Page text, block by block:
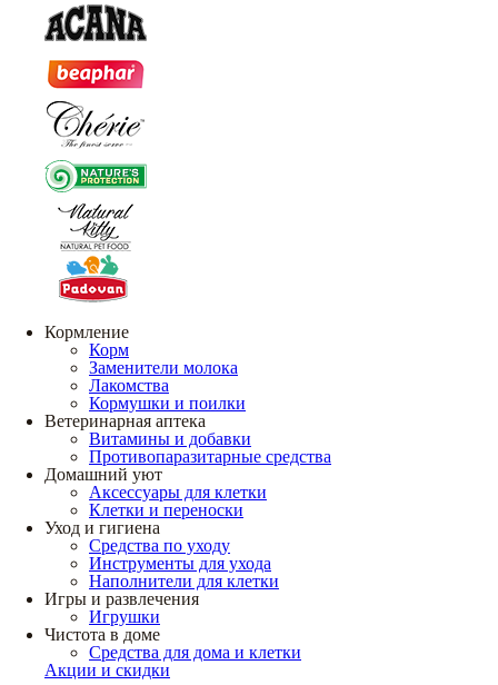
Кормление
Корм
Заменители молока
Лакомства
Кормушки и поилки
Ветеринарная аптека
Витамины и добавки
Противопаразитарные средства
Домашний уют
Аксессуары для клетки
Клетки и переноски
Уход и гигиена
Средства по уходу
Инструменты для ухода
Наполнители для клетки
Игры и развлечения
Игрушки
Чистота в доме
Средства для дома и клетки
Акции и скидки